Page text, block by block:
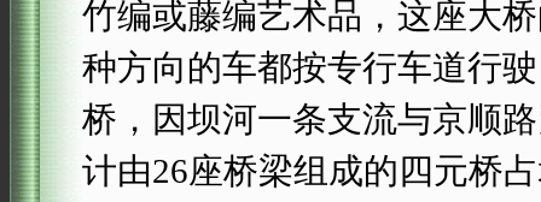
竹编或藤编艺术品，这座大
种方向的车都按专行车道行
桥，因坝河一条支流与京顺
计由26座桥梁组成的四元桥